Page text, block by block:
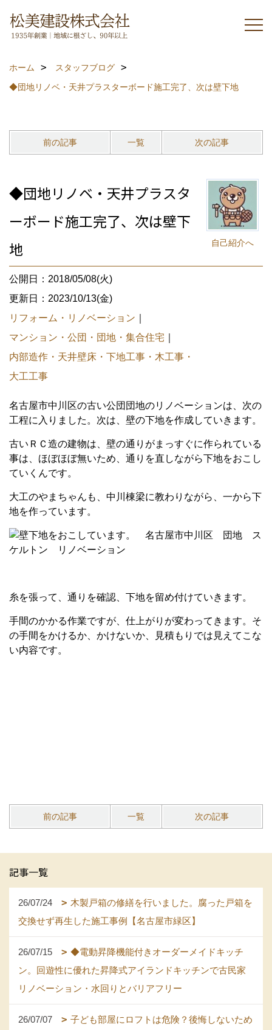
ホーム
スタッフブログ
◆団地リノベ・天井プラスターボード施工完了、次は壁下地
前の記事 一覧 次の記事
自己紹介へ
◆団地リノベ・天井プラスタ
ーボード施工完了、次は壁下
地
公開日：2018/05/08(火)
更新日：2023/10/13(金)
リフォーム・リノベーション
マンション・公団・団地・集合住宅
内部造作・天井壁床・下地工事・木工事・
大工工事
名古屋市中川区の古い公団団地のリノベーションは、次の
工程に入りました。次は、壁の下地を作成していきます。
古いＲＣ造の建物は、壁の通りがまっすぐに作られている
事は、ほぼほぼ無いため、通りを直しながら下地をおこし
ていくんです。
大工のやまちゃんも、中川棟梁に教わりながら、一から下
地を作っています。
糸を張って、通りを確認、下地を留め付けていきます。
手間のかかる作業ですが、仕上がりが変わってきます。そ
の手間をかけるか、かけないか、見積もりでは見えてこな
い内容です。
前の記事 一覧 次の記事
記事一覧
26/07/24
木製戸箱の修繕を行いました。腐った戸箱を
交換せず再生した施工事例【名古屋市緑区】
26/07/15
◆電動昇降機能付きオーダーメイドキッチ
ン。回遊性に優れた昇降式アイランドキッチンで古民家
リノベーション・水回りとバリアフリー
26/07/07
子ども部屋にロフトは危険？後悔しないため